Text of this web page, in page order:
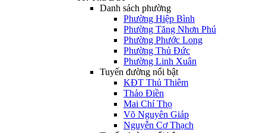
Danh sách phường
Phường Hiệp Bình
Phường Tăng Nhơn Phú
Phường Phước Long
Phường Thủ Đức
Phường Linh Xuân
Tuyến đường nổi bật
KĐT Thủ Thiêm
Thảo Điền
Mai Chí Thọ
Võ Nguyên Giáp
Nguyễn Cơ Thạch